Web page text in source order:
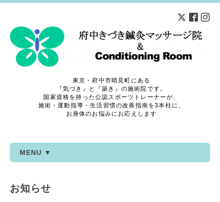
東京・府中市晴見町にある
『気づき』と『築き』の施術院です。
国家資格を持った公認スポーツトレーナーが、
施術・運動指導・生活習慣の改善指南を3本柱に、
お身体のお悩みにお応えします
MENU ▼
お知らせ